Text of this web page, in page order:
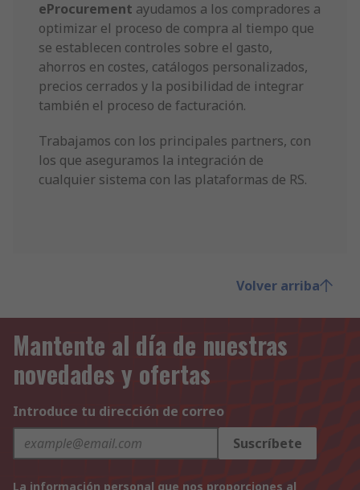
eProcurement ayudamos a los compradores a
optimizar el proceso de compra al tiempo que
se establecen controles sobre el gasto,
ahorros en costes, catálogos personalizados,
precios cerrados y la posibilidad de integrar
también el proceso de facturación.
Trabajamos con los principales partners, con
los que aseguramos la integración de
cualquier sistema con las plataformas de RS.
Volver arriba
Mantente al día de nuestras
novedades y ofertas
Introduce tu dirección de correo
Suscríbete
La información personal que nos proporciones al